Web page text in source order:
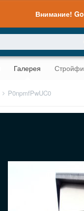
Внимание!
Галерея
P0npmfPwUC0